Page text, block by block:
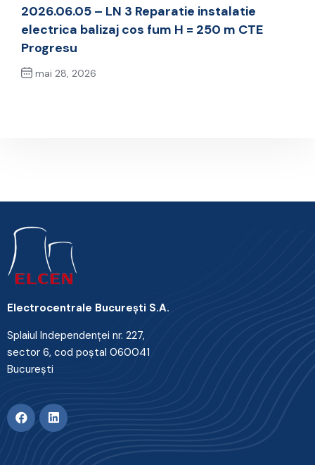
2026.06.05 – LN 3 Reparatie instalatie
electrica balizaj cos fum H = 250 m CTE
Progresu
mai 28, 2026
Electrocentrale Bucureşti S.A.
Splaiul Independenţei nr. 227,
sector 6, cod poştal 060041
Bucureşti